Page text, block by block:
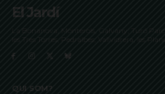
El Jardí
La Bonanova, Monterols, Galvany, Turó
les Tres Torres, Pedralbes, Vallvidrera, les
QUI SOM?